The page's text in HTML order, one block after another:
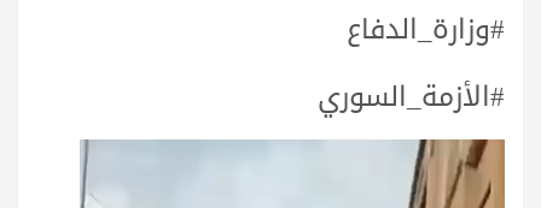
#وزارة_الدفاع
#الأزمة_السوري
مشغل
الفيديو